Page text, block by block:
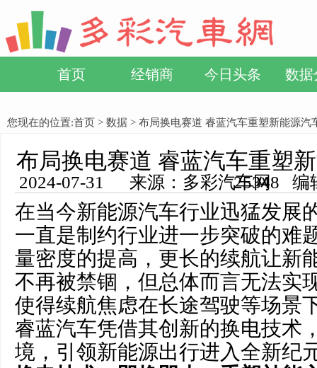
首页 经销商 今日头条 数据
您现在的位置:首页 > 数据 > 布局换电赛道 睿蓝汽车重塑新能源汽
布局换电赛道 睿蓝汽车重塑
2024-07-31 来源：多彩汽车网 编辑：小方 浏览量： 25348
在当今新能源汽车行业迅猛发展
一直是制约行业进一步突破的难
量密度的提高，更长的续航让新
不再被禁锢，但总体而言无法实
使得续航焦虑在长途驾驶等场景
睿蓝汽车凭借其创新的换电技术
境，引领新能源出行进入全新纪